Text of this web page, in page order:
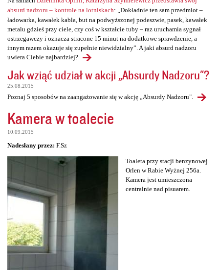
absurd nadzoru – kontrole na lotniskach: „Dokładnie ten sam przedmiot –
ładowarka, kawałek kabla, but na podwyższonej podeszwie, pasek, kawałek
metalu gdzieś przy ciele, czy coś w kształcie tuby – raz uruchamia sygnał
ostrzegawczy i oznacza stracone 15 minut na dodatkowe sprawdzenie, a
innym razem okazuje się zupełnie niewidzialny”. A jaki absurd nadzoru
uwiera Ciebie najbardziej?
Jak wziąć udział w akcji „Absurdy Nadzoru"?
25.08.2015
Poznaj 5 sposobów na zaangażowanie się w akcję „Absurdy Nadzoru".
Kamera w toalecie
10.09.2015
Nadesłany przez: F.Sz
Toaleta przy stacji benzynowej
Orlen w Rabie Wyżnej 256a.
Kamera jest umieszczona
centralnie nad pisuarem.